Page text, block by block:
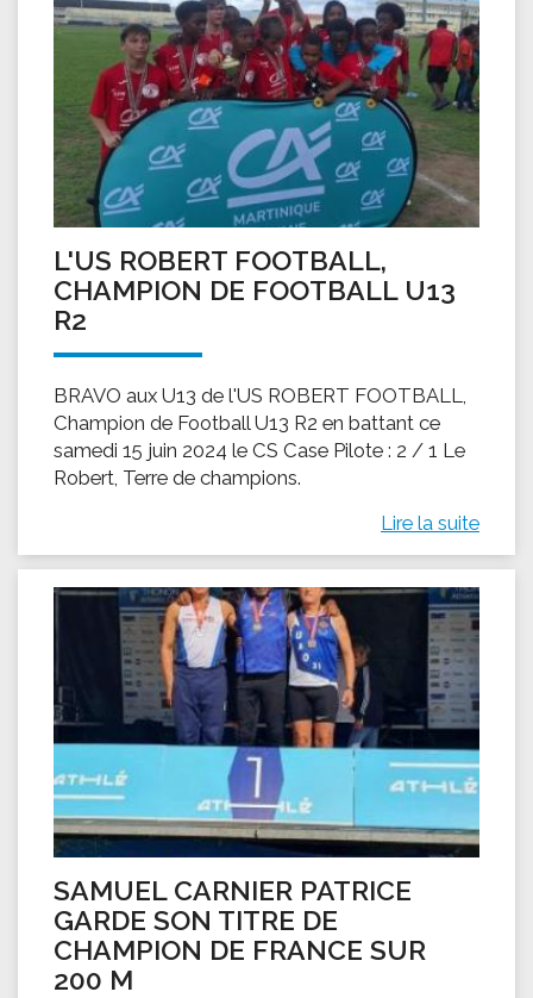
L'US ROBERT FOOTBALL,
CHAMPION DE FOOTBALL U13
R2
BRAVO aux U13 de l'US ROBERT FOOTBALL,
Champion de Football U13 R2 en battant ce
samedi 15 juin 2024 le CS Case Pilote : 2 / 1 Le
Robert, Terre de champions.
Lire la suite
SAMUEL CARNIER PATRICE
GARDE SON TITRE DE
CHAMPION DE FRANCE SUR
200 M